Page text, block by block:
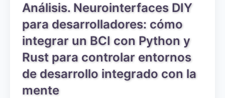
Análisis. Neurointerfaces DIY
para desarrolladores: cómo
integrar un BCI con Python y
Rust para controlar entornos
de desarrollo integrado con la
mente